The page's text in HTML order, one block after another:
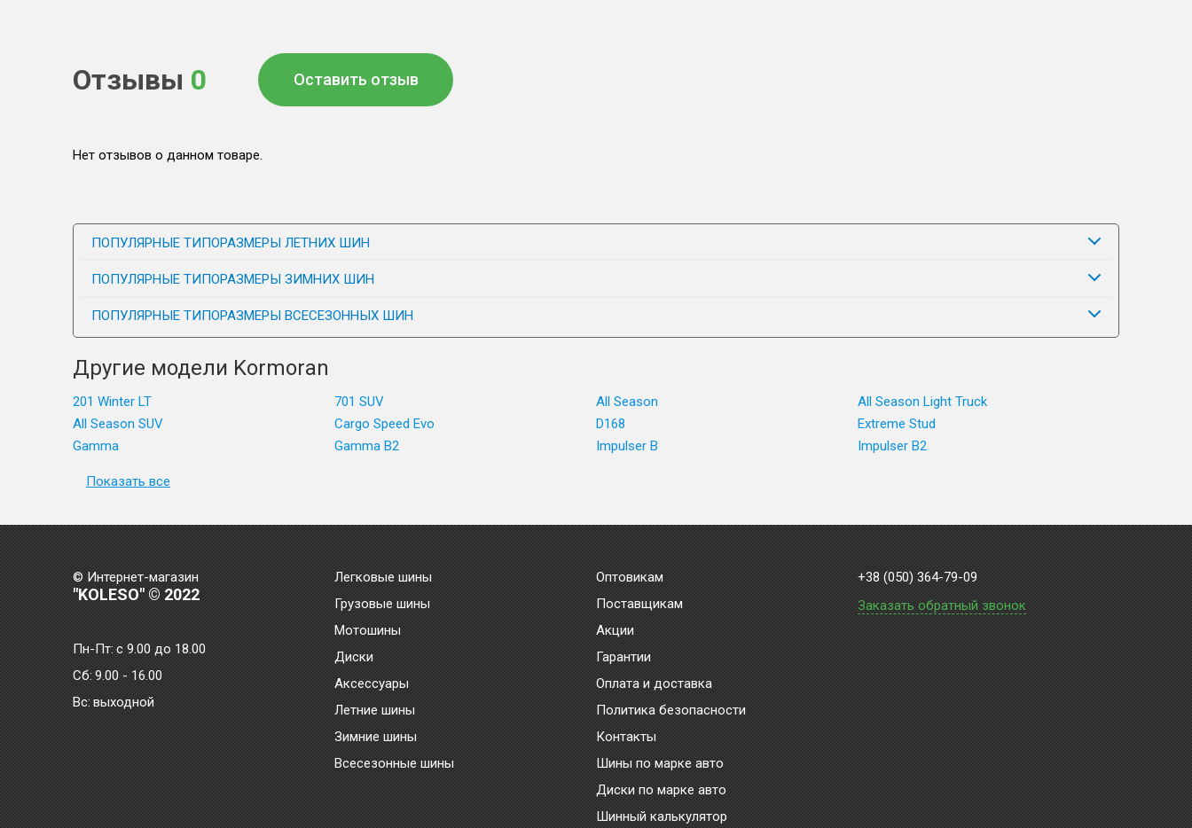
Отзывы 0 Оставить отзыв
Нет отзывов о данном товаре.
ПОПУЛЯРНЫЕ ТИПОРАЗМЕРЫ ЛЕТНИХ ШИН
ПОПУЛЯРНЫЕ ТИПОРАЗМЕРЫ ЗИМНИХ ШИН
ПОПУЛЯРНЫЕ ТИПОРАЗМЕРЫ ВСЕСЕЗОННЫХ ШИН
Другие модели Kormoran
201 Winter LT 701 SUV All Season
All Season Light Truck
All Season SUV
Cargo Speed Evo D168
Extreme Stud
Gamma
Gamma B2 Impulser B Impulser B2
Показать все
© Интернет-магазин
"KOLESO" © 2022
Пн-Пт:с 9.00 до 18.00
Сб: 9.00 - 16.00
Bc: выходной
Легковые шины
Грузовые шины
Мотошины
Диски
Аксессуары
Летние шины
Зимние шины
Всесезонные шины
Оптовикам
Поставщикам
Акции
Гарантии
Оплата и доставка
Политика безопасности
Контакты
Шины по марке авто
Диски по марке авто
Шинный калькулятор
+38 (050) 364-79-09
Заказать обратный звонок